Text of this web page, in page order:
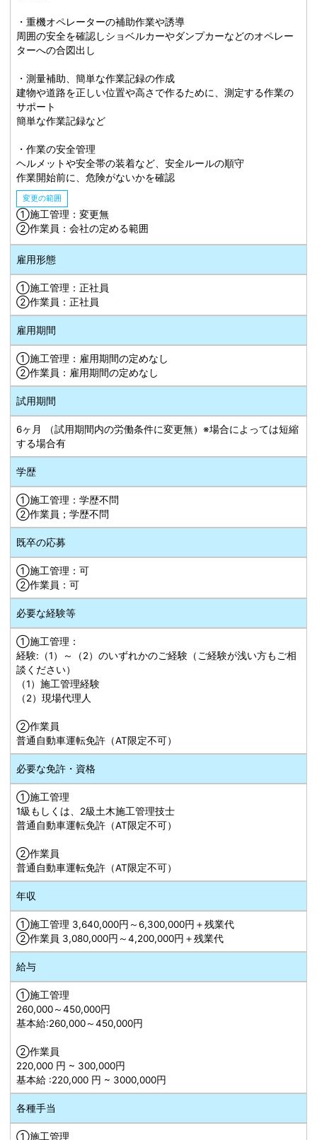
・重機オペレーターの補助作業や誘導
周囲の安全を確認しショベルカーやダンプカーなどのオペレー
ターへの合図出し
・測量補助、簡単な作業記録の作成
建物や道路を正しい位置や高さで作るために、測定する作業の
サポート
簡単な作業記録など
・作業の安全管理
ヘルメットや安全帯の装着など、安全ルールの順守
作業開始前に、危険がないかを確認
変更の範囲
①施工管理：変更無
➁作業員：会社の定める範囲
雇用形態
①施工管理：正社員
➁作業員：正社員
雇用期間
①施工管理：雇用期間の定めなし
➁作業員：雇用期間の定めなし
試用期間
6ヶ月 （試用期間内の労働条件に変更無）※場合によっては短縮
する場合有
学歴
①施工管理：学歴不問
➁作業員；学歴不問
既卒の応募
①施工管理：可
➁作業員：可
必要な経験等
①施工管理：
経験:（1）～（2）のいずれかのご経験（ご経験が浅い方もご相
談ください）
（1）施工管理経験
（2）現場代理人
➁作業員
普通自動車運転免許（AT限定不可）
必要な免許・資格
①施工管理
1級もしくは、2級土木施工管理技士
普通自動車運転免許（AT限定不可）
➁作業員
普通自動車運転免許（AT限定不可）
年収
①施工管理 3,640,000円～6,300,000円＋残業代
➁作業員 3,080,000円～4,200,000円＋残業代
給与
①施工管理
260,000～450,000円
基本給:260,000～450,000円
➁作業員
220,000 円 ~ 300,000円
基本給 :220,000 円 ~ 3000,000円
各種手当
①施工管理